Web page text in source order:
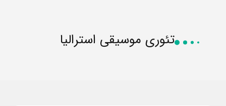
تئوری موسیقی استرالیا